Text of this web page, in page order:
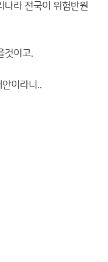
나라 전국이 위험반원
것이고.
이라니..